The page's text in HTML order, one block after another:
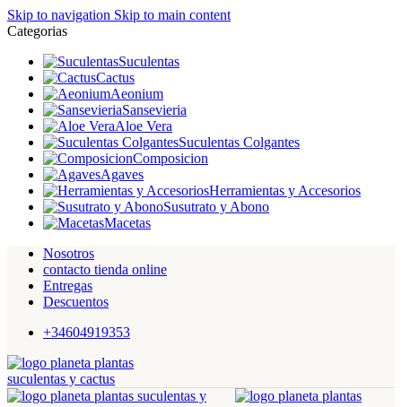
Skip to navigation Skip to main content
Categorias
Suculentas
Cactus
Aeonium
Sansevieria
Aloe Vera
Suculentas Colgantes
Composicion
Agaves
Herramientas y Accesorios
Susutrato y Abono
Macetas
Nosotros
contacto tienda online
Entregas
Descuentos
+34604919353